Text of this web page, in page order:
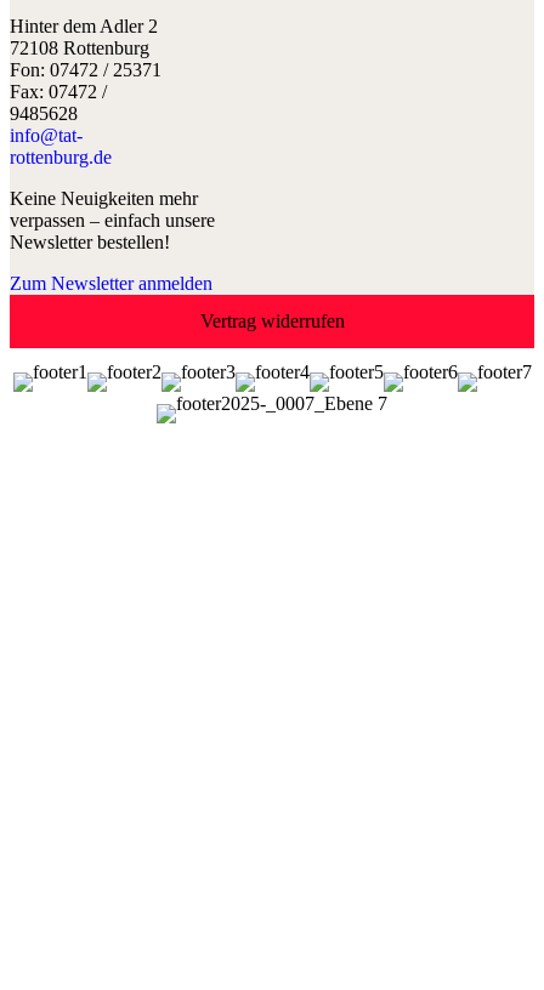
Hinter dem Adler 2
72108 Rottenburg
Fon: 07472 / 25371
Fax: 07472 /
9485628
info@tat-
rottenburg.de
Keine Neuigkeiten mehr
verpassen – einfach unsere
Newsletter bestellen!
Zum Newsletter anmelden
Vertrag widerrufen